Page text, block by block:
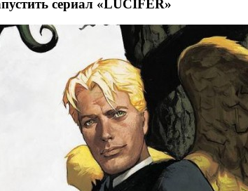
сериал «LUCIFER»